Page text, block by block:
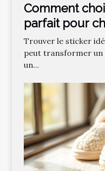
Comment
parfait pour
Trouver le sticker
peut transformer un
un...